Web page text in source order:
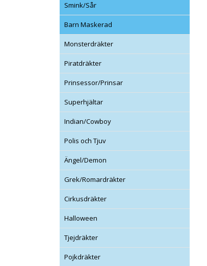
Smink/Sår
Barn Maskerad
Monsterdräkter
Piratdräkter
Prinsessor/Prinsar
Superhjältar
Indian/Cowboy
Polis och Tjuv
Ängel/Demon
Grek/Romardräkter
Cirkusdräkter
Halloween
Tjejdräkter
Pojkdräkter